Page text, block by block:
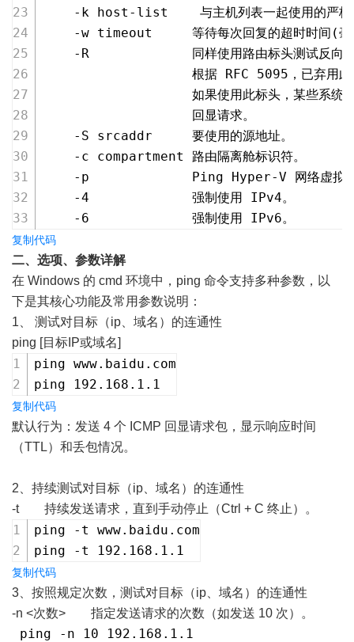
-k host-list    与主机列表一起使用的严
-w timeout     等待每次回复的超时时间(毫
-R             同样使用路由标头测试反向
根据 RFC 5095，已弃用此
如果使用此标头，某些系统
                   回显请求。
    -S srcaddr     要使用的源地址。
    -c compartment 路由隔离舱标识符。
-p             Ping Hyper-V 网络虚拟化
    -4             强制使用 IPv4。
    -6             强制使用 IPv6。
复制代码
二、选项、参数详解
在 Windows 的 cmd 环境中，ping 命令支持多种参数，以
下是其核心功能及常用参数说明：
1、 测试对目标（ip、域名）的连通性
ping [目标IP或域名]
ping www.baidu.com
ping 192.168.1.1
复制代码
默认行为：发送 4 个 ICMP 回显请求包，显示响应时间
（TTL）和丢包情况。
2、持续测试对目标（ip、域名）的连通性
-t 持续发送请求，直到手动停止（Ctrl + C 终止）。
ping -t www.baidu.com
ping -t 192.168.1.1
复制代码
3、按照规定次数，测试对目标（ip、域名）的连通性
-n <次数> 指定发送请求的次数（如发送 10 次）。
ping -n 10 192.168.1.1